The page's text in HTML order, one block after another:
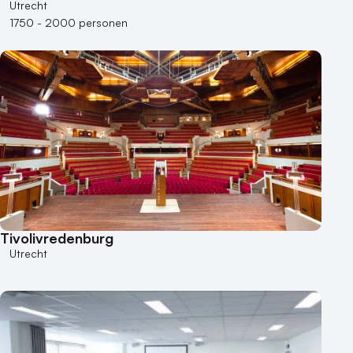
Museum
Varende locatie
Utrecht
1750 - 2000 personen
Tivolivredenburg
Utrecht